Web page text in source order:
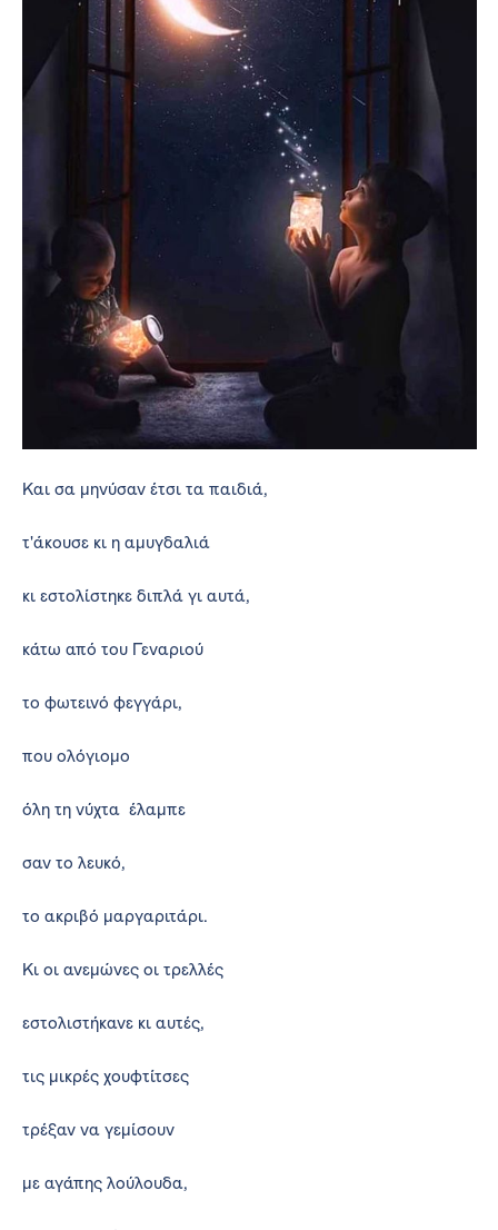
Και σα μηνύσαν έτσι τα παιδιά,
τ'άκουσε κι η αμυγδαλιά
κι εστολίστηκε διπλά γι αυτά,
κάτω από του Γεναριού
το φωτεινό φεγγάρι,
που ολόγιομο
όλη τη νύχτα έλαμπε
σαν το λευκό,
το ακριβό μαργαριτάρι.
Κι οι ανεμώνες οι τρελλές
εστολιστήκανε κι αυτές,
τις μικρές χουφτίτσες
τρέξαν να γεμίσουν
με αγάπης λούλουδα,